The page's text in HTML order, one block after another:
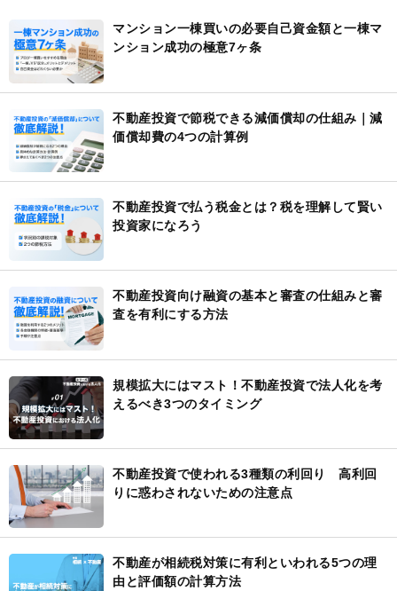
マンション一棟買いの必要自己資金額と一棟マ
ンション成功の極意7ヶ条
不動産投資で節税できる減価償却の仕組み｜減
価償却費の4つの計算例
不動産投資で払う税金とは？税を理解して賢い
投資家になろう
不動産投資向け融資の基本と審査の仕組みと審
査を有利にする方法
規模拡大にはマスト！不動産投資で法人化を考
えるべき3つのタイミング
不動産投資で使われる3種類の利回り 高利回
りに惑わされないための注意点
不動産が相続税対策に有利といわれる5つの理
由と評価額の計算方法